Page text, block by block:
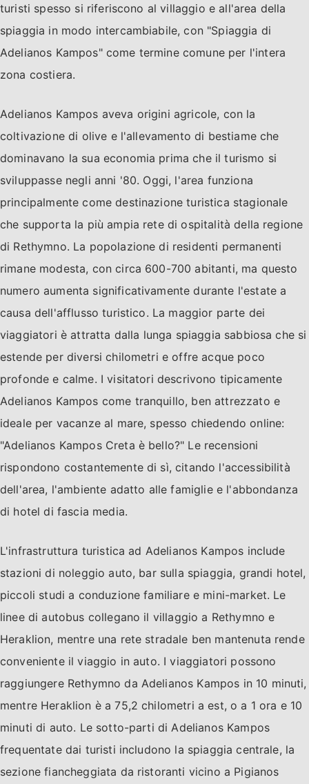
turisti spesso si riferiscono al villaggio e all'area della
spiaggia in modo intercambiabile, con "Spiaggia di
Adelianos Kampos" come termine comune per l'intera
zona costiera.
Adelianos Kampos aveva origini agricole, con la
coltivazione di olive e l'allevamento di bestiame che
dominavano la sua economia prima che il turismo si
sviluppasse negli anni '80. Oggi, l'area funziona
principalmente come destinazione turistica stagionale
che supporta la più ampia rete di ospitalità della regione
di Rethymno. La popolazione di residenti permanenti
rimane modesta, con circa 600-700 abitanti, ma questo
numero aumenta significativamente durante l'estate a
causa dell'afflusso turistico. La maggior parte dei
viaggiatori è attratta dalla lunga spiaggia sabbiosa che si
estende per diversi chilometri e offre acque poco
profonde e calme. I visitatori descrivono tipicamente
Adelianos Kampos come tranquillo, ben attrezzato e
ideale per vacanze al mare, spesso chiedendo online:
"Adelianos Kampos Creta è bello?" Le recensioni
rispondono costantemente di sì, citando l'accessibilità
dell'area, l'ambiente adatto alle famiglie e l'abbondanza
di hotel di fascia media.
L'infrastruttura turistica ad Adelianos Kampos include
stazioni di noleggio auto, bar sulla spiaggia, grandi hotel,
piccoli studi a conduzione familiare e mini-market. Le
linee di autobus collegano il villaggio a Rethymno e
Heraklion, mentre una rete stradale ben mantenuta rende
conveniente il viaggio in auto. I viaggiatori possono
raggiungere Rethymno da Adelianos Kampos in 10 minuti,
mentre Heraklion è a 75,2 chilometri a est, o a 1 ora e 10
minuti di auto. Le sotto-parti di Adelianos Kampos
frequentate dai turisti includono la spiaggia centrale, la
sezione fiancheggiata da ristoranti vicino a Pigianos